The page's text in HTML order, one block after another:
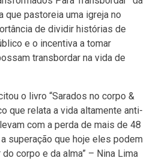
que pastoreia uma igreja no
de dividir histórias de
e o incentiva a tomar
transbordar na vida de
o livro “Sarados no corpo &
que relata a vida altamente anti-
com a perda de mais de 48
superação que hoje eles podem
corpo e da alma” – Nina Lima